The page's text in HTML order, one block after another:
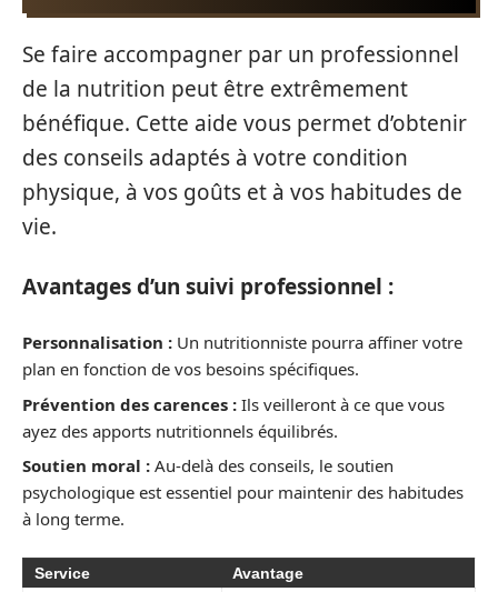
Se faire accompagner par un professionnel
de la nutrition peut être extrêmement
bénéfique. Cette aide vous permet d’obtenir
des conseils adaptés à votre condition
physique, à vos goûts et à vos habitudes de
vie.
Avantages d’un suivi professionnel :
Personnalisation : Un nutritionniste pourra affiner votre
plan en fonction de vos besoins spécifiques.
Prévention des carences : Ils veilleront à ce que vous
ayez des apports nutritionnels équilibrés.
Soutien moral : Au-delà des conseils, le soutien
psychologique est essentiel pour maintenir des habitudes
à long terme.
Service Avantage